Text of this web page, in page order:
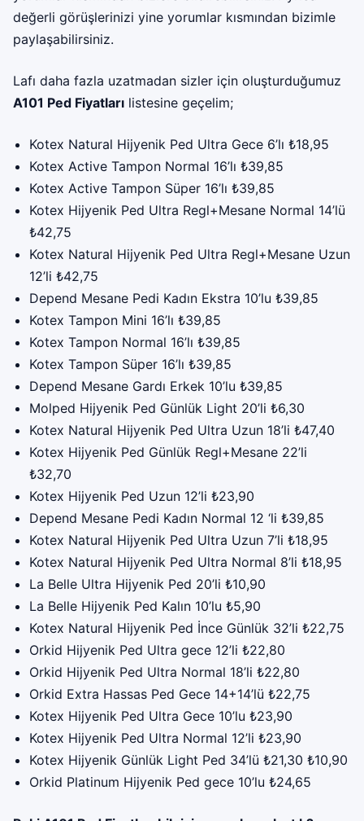
değerli görüşlerinizi yine yorumlar kısmından bizimle
paylaşabilirsiniz.
Lafı daha fazla uzatmadan sizler için oluşturduğumuz
A101 Ped Fiyatları listesine geçelim;
Kotex Natural Hijyenik Ped Ultra Gece 6’lı ₺18,95
Kotex Active Tampon Normal 16’lı ₺39,85
Kotex Active Tampon Süper 16’lı ₺39,85
Kotex Hijyenik Ped Ultra Regl+Mesane Normal 14’lü
₺42,75
Kotex Natural Hijyenik Ped Ultra Regl+Mesane Uzun
12’li ₺42,75
Depend Mesane Pedi Kadın Ekstra 10’lu ₺39,85
Kotex Tampon Mini 16’lı ₺39,85
Kotex Tampon Normal 16’lı ₺39,85
Kotex Tampon Süper 16’lı ₺39,85
Depend Mesane Gardı Erkek 10’lu ₺39,85
Molped Hijyenik Ped Günlük Light 20’li ₺6,30
Kotex Natural Hijyenik Ped Ultra Uzun 18’li ₺47,40
Kotex Hijyenik Ped Günlük Regl+Mesane 22’li
₺32,70
Kotex Hijyenik Ped Uzun 12’li ₺23,90
Depend Mesane Pedi Kadın Normal 12 ‘li ₺39,85
Kotex Natural Hijyenik Ped Ultra Uzun 7’li ₺18,95
Kotex Natural Hijyenik Ped Ultra Normal 8’li ₺18,95
La Belle Ultra Hijyenik Ped 20’li ₺10,90
La Belle Hijyenik Ped Kalın 10’lu ₺5,90
Kotex Natural Hijyenik Ped İnce Günlük 32’li ₺22,75
Orkid Hijyenik Ped Ultra gece 12’li ₺22,80
Orkid Hijyenik Ped Ultra Normal 18’li ₺22,80
Orkid Extra Hassas Ped Gece 14+14’lü ₺22,75
Kotex Hijyenik Ped Ultra Gece 10’lu ₺23,90
Kotex Hijyenik Ped Ultra Normal 12’li ₺23,90
Kotex Hijyenik Günlük Light Ped 34’lü ₺21,30 ₺10,90
Orkid Platinum Hijyenik Ped gece 10’lu ₺24,65